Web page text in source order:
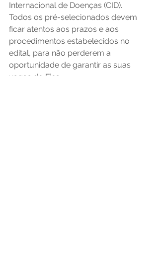
Internacional de Doenças (CID).
Todos os pré-selecionados devem
ficar atentos aos prazos e aos
procedimentos estabelecidos no
edital, para não perderem a
oportunidade de garantir as suas
vagas do Fies.